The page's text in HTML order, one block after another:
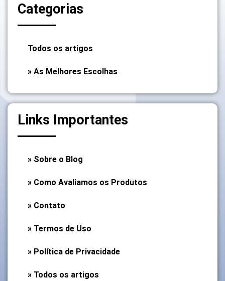
Categorias
Todos os artigos
» As Melhores Escolhas
Links Importantes
» Sobre o Blog
» Como Avaliamos os Produtos
» Contato
» Termos de Uso
» Política de Privacidade
» Todos os artigos